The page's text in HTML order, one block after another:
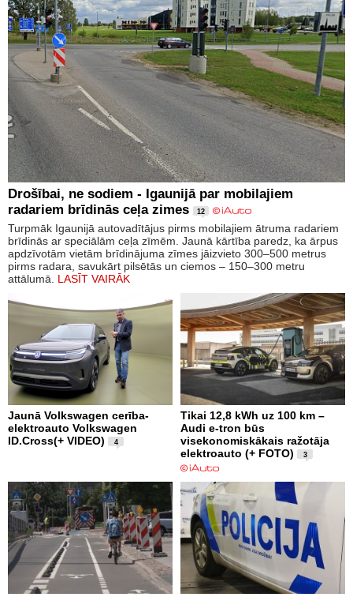
Drošībai, ne sodiem - Igaunijā par mobilajiem
radariem brīdinās ceļa zimes
12
Turpmāk Igaunijā autovadītājus pirms mobilajiem ātruma radariem
brīdinās ar speciālām ceļa zīmēm. Jaunā kārtība paredz, ka ārpus
apdzīvotām vietām brīdinājuma zīmes jāizvieto 300–500 metrus
pirms radara, savukārt pilsētās un ciemos – 150–300 metru
attālumā. LASĪT VAIRĀK
Jaunā Volkswagen cerība-
elektroauto Volkswagen
ID.Cross(+ VIDEO)
4
Tikai 12,8 kWh uz 100 km –
Audi e-tron būs
visekonomiskākais ražotāja
elektroauto (+ FOTO)
3